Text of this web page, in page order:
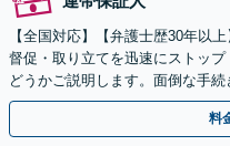
【全国対応】【弁護士歴30年以
督促・取り立てを迅速にストッ
どうかご説明します。面倒な手
まず、お気軽にご相談ください
料